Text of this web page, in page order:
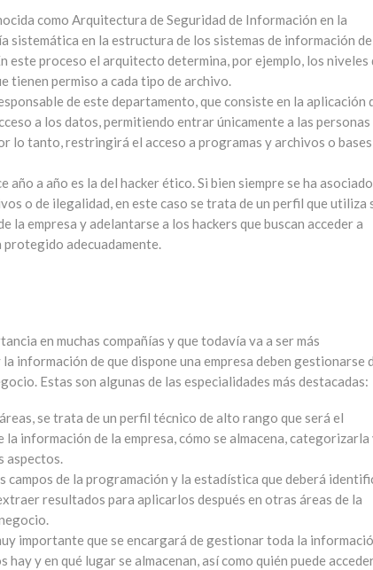
como Arquitectura de Seguridad de Información en la
sistemática en la estructura de los sistemas de información
este proceso el arquitecto determina, por ejemplo, los niveles
tienen permiso a cada tipo de archivo.
de este departamento, que consiste en la aplicación
a los datos, permitiendo entrar únicamente a las personas
lo tanto, restringirá el acceso a programas y archivos o bases
año a año es la del hacker ético. Si bien siempre se ha
o de ilegalidad, en este caso se trata de un perfil que utiliza
empresa y adelantarse a los hackers que buscan acceder a
protegido adecuadamente.
en muchas compañías y que todavía va a ser más
información de que dispone una empresa deben gestionarse
Estas son algunas de las especialidades más destacadas:
se trata de un perfil técnico de alto rango que será el
información de la empresa, cómo se almacena, categorizarla
aspectos.
campos de la programación y la estadística que deberá
resultados para aplicarlos después en otras áreas de la
importante que se encargará de gestionar toda la
y en qué lugar se almacenan, así como quién puede